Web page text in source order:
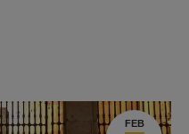
FEB